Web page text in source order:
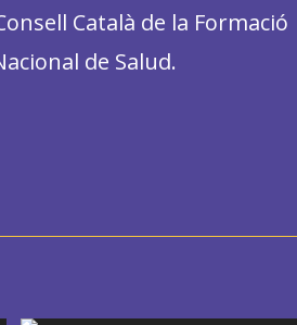
Català de la Formació
de Salud.